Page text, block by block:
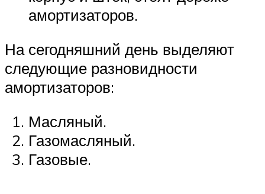
амортизаторов.
На сегодняшний день выделяют
следующие разновидности
амортизаторов:
Масляный.
Газомасляный.
Газовые.